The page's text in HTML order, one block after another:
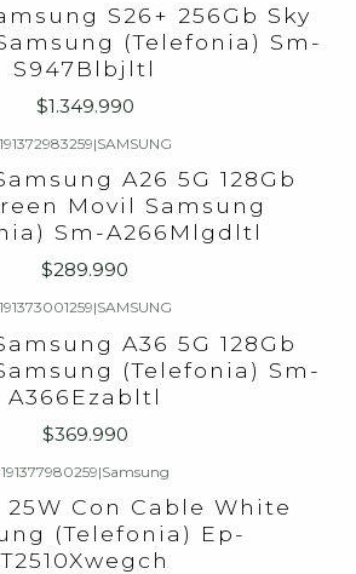
S26+ 256Gb Sky
(Telefonia) Sm-
S947Blbjltl
$1.349.990
191372983259|SAMSUNG
A26 5G 128Gb
Movil Samsung
Sm-A266Mlgdltl
$289.990
191373001259|SAMSUNG
A36 5G 128Gb
(Telefonia) Sm-
A366Ezabltl
$369.990
191377980259|Samsung
Con Cable White
(Telefonia) Ep-
T2510Xwegch